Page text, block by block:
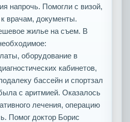
напрочь. Помогли с визой,
к врачам, документы.
жилье на съем. В
оборудование в
кабинетов,
бассейн и спортзал
с аритмией. Оказалось
лечения, операцию
Помог доктор Борис